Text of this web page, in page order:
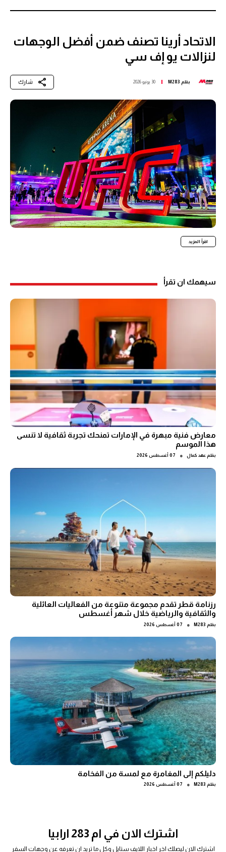
الاتحاد أرينا تصنف ضمن أفضل الوجهات
لنزالات يو إف سي
بقلم M283 30 يونيو 2026 شارك
اقرأ المزيد
سيهمك ان تقرأ
معارض فنية مبهرة في الإمارات تمنحك تجربة ثقافية لا تنسى
هذا الموسم
بقلم عهد كمال ● 07 أغسطس 2026
رزنامة قطر تقدم مجموعة متنوعة من الفعاليات العائلية
والثقافية والرياضية خلال شهر أغسطس
بقلم M283
● 07 أغسطس 2026
دليلكم إلى المغامرة مع لمسة من الفخامة
بقلم M283
● 07 أغسطس 2026
اشترك الان في ام 283 ارابيا
اشترك الان ليصلك اخر اخبار اللايف ستايل وكل ما تريد ان تعرفه عن وجهات السفر